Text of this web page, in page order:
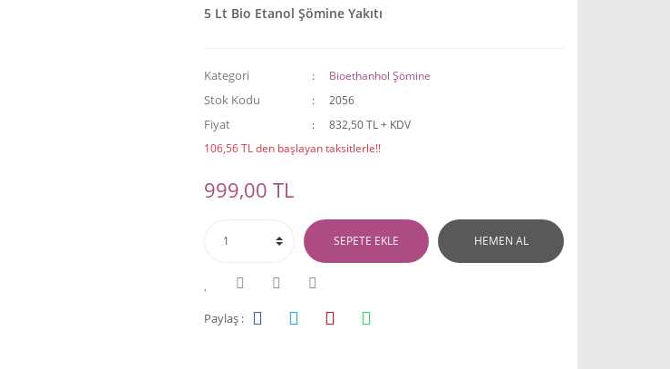
5 Lt Bio Etanol Şömine Yakıtı
Kategori Bioethanhol Şömine
Stok Kodu 2056
Fiyat
832,50 TL + KDV
106,56 TL den başlayan taksitlerle!!
999,00 TL
SEPETE EKLE HEMEN AL
Paylaş :